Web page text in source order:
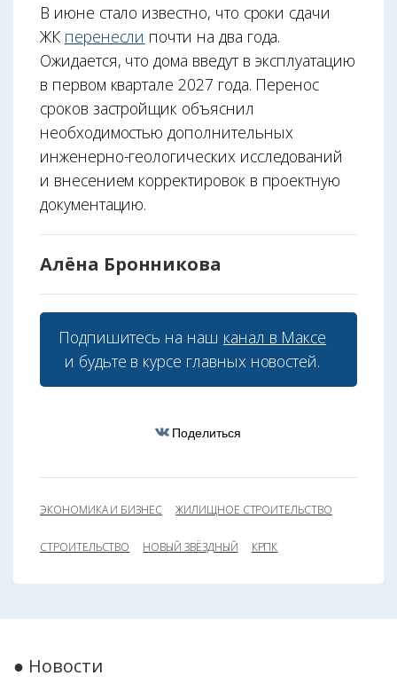
В июне стало известно, что сроки сдачи
ЖК перенесли почти на два года.
Ожидается, что дома введут в эксплуатацию
в первом квартале 2027 года. Перенос
сроков застройщик объяснил
необходимостью дополнительных
инженерно-геологических исследований
и внесением корректировок в проектную
документацию.
Алёна Бронникова
Подпишитесь на наш канал в Максе
и будьте в курсе главных новостей.
Поделиться
ЭКОНОМИКА И БИЗНЕС ЖИЛИЩНОЕ СТРОИТЕЛЬСТВО
СТРОИТЕЛЬСТВО НОВЫЙ ЗВЁЗДНЫЙ КРПК
● Новости